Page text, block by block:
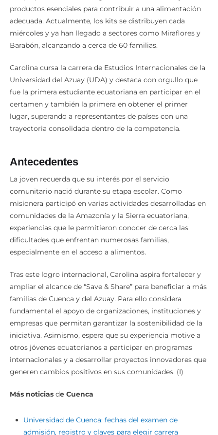
productos esenciales para contribuir a una alimentación
adecuada. Actualmente, los kits se distribuyen cada
miércoles y ya han llegado a sectores como Miraflores y
Barabón, alcanzando a cerca de 60 familias.
Carolina cursa la carrera de Estudios Internacionales de la
Universidad del Azuay (UDA) y destaca con orgullo que
fue la primera estudiante ecuatoriana en participar en el
certamen y también la primera en obtener el primer
lugar, superando a representantes de países con una
trayectoria consolidada dentro de la competencia.
Antecedentes
La joven recuerda que su interés por el servicio
comunitario nació durante su etapa escolar. Como
misionera participó en varias actividades desarrolladas en
comunidades de la Amazonía y la Sierra ecuatoriana,
experiencias que le permitieron conocer de cerca las
dificultades que enfrentan numerosas familias,
especialmente en el acceso a alimentos.
Tras este logro internacional, Carolina aspira fortalecer y
ampliar el alcance de “Save & Share” para beneficiar a más
familias de Cuenca y del Azuay. Para ello considera
fundamental el apoyo de organizaciones, instituciones y
empresas que permitan garantizar la sostenibilidad de la
iniciativa. Asimismo, espera que su experiencia motive a
otros jóvenes ecuatorianos a participar en programas
internacionales y a desarrollar proyectos innovadores que
generen cambios positivos en sus comunidades. (I)
Más noticias de Cuenca
Universidad de Cuenca: fechas del examen de
admisión, registro y claves para elegir carrera